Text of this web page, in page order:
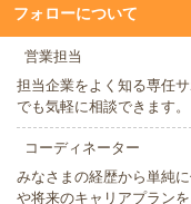
フォローについて
営業担当
担当企業をよく知る専任
でも気軽に相談できます。
コーディネーター
みなさまの経歴から単純
や将来のキャリアプラン